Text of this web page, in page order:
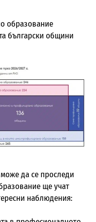
образование
български общини
да се проследи
ще учат
наблюдения: